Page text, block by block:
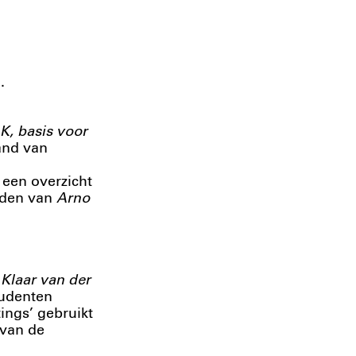
basis voor
van
overzicht
van Arno
van der
gebruikt
de